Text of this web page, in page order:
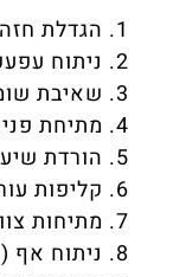
הגדלת חזה
ניתוח
שאיבת
מתיחת
הורדת
קליפות
מתיחות
ניתוח אף